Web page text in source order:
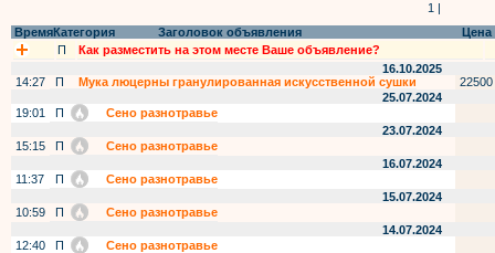
1 |
ВремяКатегория Заголовок объявления
Цена
П
Как разместить на этом месте Ваше объявление?
16.10.2025
14:27
П Мука люцерны гранулированная искусственной сушки
22500
25.07.2024
19:01
П
Сено разнотравье
23.07.2024
15:15
П
Сено разнотравье
16.07.2024
11:37
П
Сено разнотравье
15.07.2024
10:59
П
Сено разнотравье
14.07.2024
12:40
П
Сено разнотравье